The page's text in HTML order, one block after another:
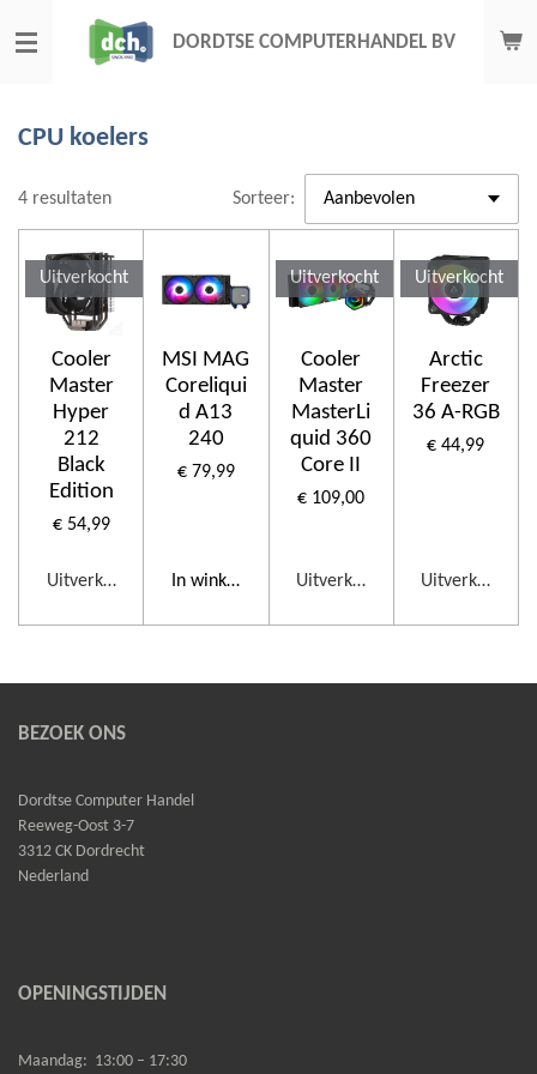
direct
hoofdinhoud
DORDTSE COMPUTERHANDEL BV
CPU koelers
4 resultaten Sorteer:
Uitverkocht
Cooler
Master
Hyper
212
Black
Edition
€ 54,99
Uitverkocht
MSI MAG
Coreliqui
d A13
240
€ 79,99
In winkelwagen
Uitverkocht
Cooler
Master
MasterLi
quid 360
Core II
€ 109,00
Uitverkocht
Uitverkocht
Arctic
Freezer
36 A-RGB
€ 44,99
Uitverkocht
BEZOEK ONS
Dordtse Computer Handel
Reeweg-Oost 3-7
3312 CK Dordrecht
Nederland
OPENINGSTIJDEN
Maandag: 13:00 – 17:30